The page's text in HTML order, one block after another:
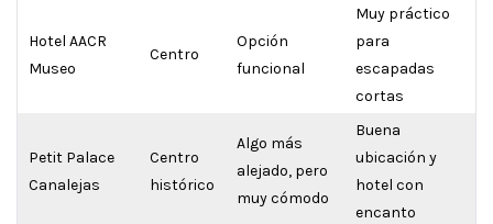
Hotel AACR
Museo
Centro
Opción
funcional
Muy práctico
para
escapadas
cortas
Petit Palace
Canalejas
Centro
histórico
Algo más
alejado, pero
muy cómodo
Buena
ubicación y
hotel con
encanto